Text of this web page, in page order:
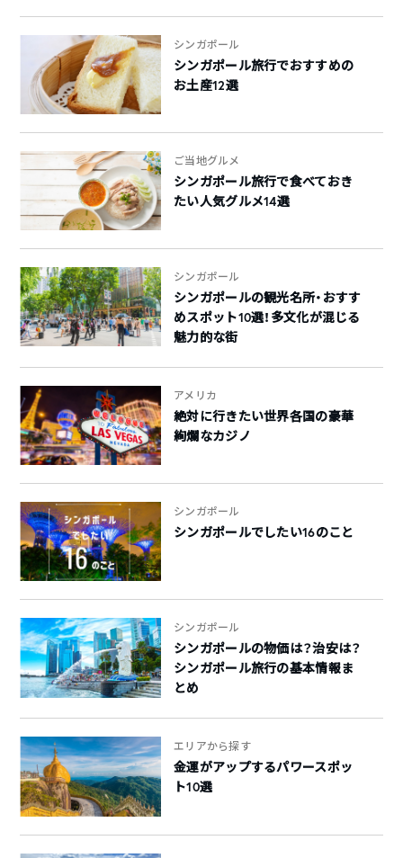
シンガポール
シンガポール旅行でおすすめの
お土産12選
ご当地グルメ
シンガポール旅行で食べておき
たい人気グルメ14選
シンガポール
シンガポールの観光名所・おすす
めスポット10選！多文化が混じる
魅力的な街
アメリカ
絶対に行きたい世界各国の豪華
絢爛なカジノ
シンガポール
シンガポールでしたい16のこと
シンガポール
シンガポールの物価は？治安は？
シンガポール旅行の基本情報ま
とめ
エリアから探す
金運がアップするパワースポッ
ト10選